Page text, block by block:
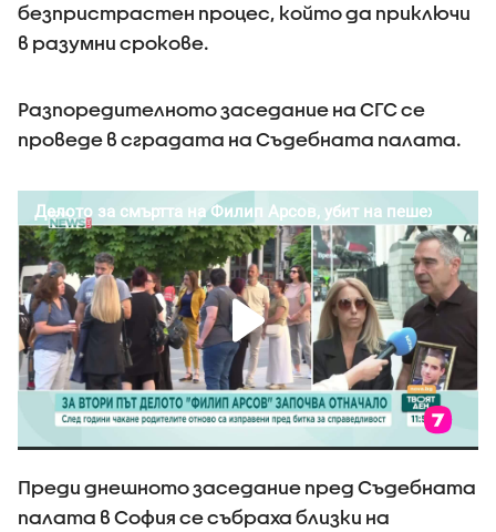
безпристрастен процес, който да приключи
в разумни срокове.
Разпоредителното заседание на СГС се
проведе в сградата на Съдебната палата.
Преди днешното заседание пред Съдебната
палата в София се събраха близки на